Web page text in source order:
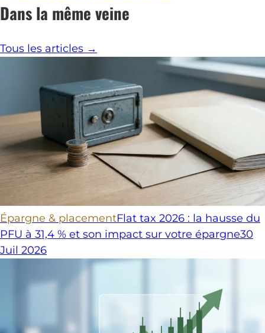
Dans la même veine
Tous les articles →
Épargne & placementFlat tax 2026 : la hausse du
PFU à 31,4 % et son impact sur votre épargne30
Juil 2026